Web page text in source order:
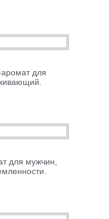
аромат для
для мужчин,